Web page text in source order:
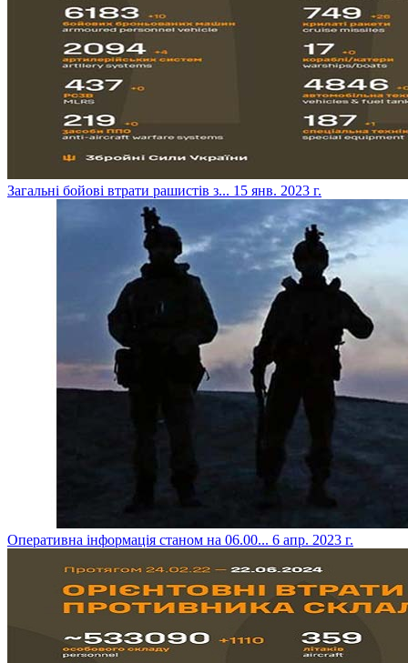
​Загальні бойові втрати рашистів з... 15 янв. 2023 г.
​Оперативна інформація станом на 06.00... 6 апр. 2023 г.